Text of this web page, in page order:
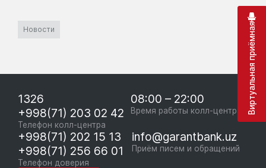
Новости
1326
+998(71) 203 02 42
Телефон колл-центра
08:00 – 22:00
Время работы колл-центра
+998(71) 202 15 13
+998(71) 256 66 01
Телефон доверия
info@garantbank.uz
Приём писем и обращений
Виртуальная приёмная